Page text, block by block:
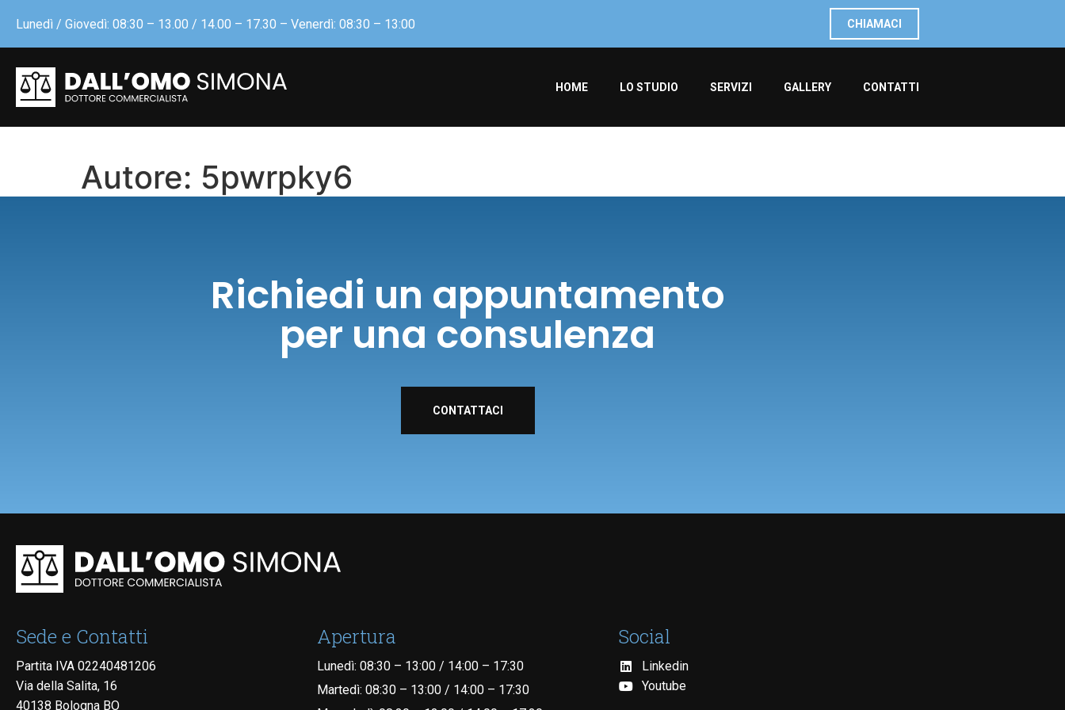
Lunedì / Giovedì: 08:30 – 13.00 / 14.00 – 17.30 – Venerdì: 08:30 – 13:00 CHIAMACI
HOME LO STUDIO SERVIZI GALLERY CONTATTI
Autore: 5pwrpky6
Richiedi un appuntamento
per una consulenza
CONTATTACI
Sede e Contatti
Partita IVA 02240481206
Via della Salita, 16
40138 Bologna BO
Apertura
Lunedì: 08:30 – 13:00 / 14:00 – 17:30
Martedì: 08:30 – 13:00 / 14:00 – 17:30
Social
Linkedin
Youtube